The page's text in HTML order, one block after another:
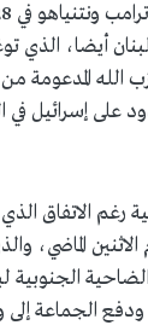
أيضا، الذي
الله المدعومة من
على إسرائيل في
رغم الاتفاق
الماضي،
الجنوبية
الجماعة